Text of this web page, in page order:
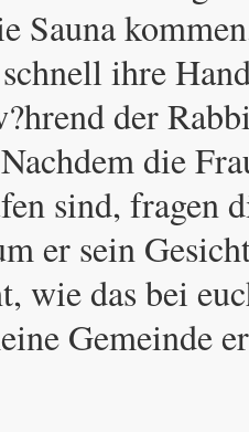
Sauna
ihre
der
die
sind, fragen
er sein
wie das bei
Gemeinde